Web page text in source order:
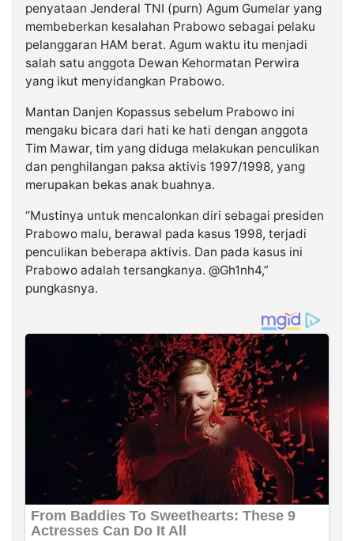
penyataan Jenderal TNI (purn) Agum Gumelar yang
membeberkan kesalahan Prabowo sebagai pelaku
pelanggaran HAM berat. Agum waktu itu menjadi
salah satu anggota Dewan Kehormatan Perwira
yang ikut menyidangkan Prabowo.
Mantan Danjen Kopassus sebelum Prabowo ini
mengaku bicara dari hati ke hati dengan anggota
Tim Mawar, tim yang diduga melakukan penculikan
dan penghilangan paksa aktivis 1997/1998, yang
merupakan bekas anak buahnya.
“Mustinya untuk mencalonkan diri sebagai presiden
Prabowo malu, berawal pada kasus 1998, terjadi
penculikan beberapa aktivis. Dan pada kasus ini
Prabowo adalah tersangkanya. @Gh1nh4,”
pungkasnya.